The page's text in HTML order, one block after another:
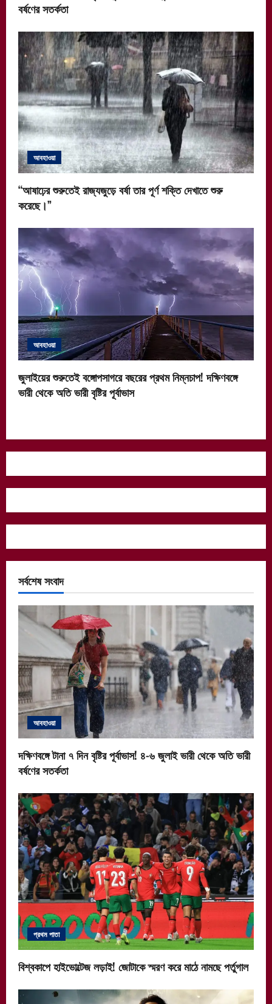
n
বর্ষণের সতর্কতা
আবহাওয়া
“আষাঢ়ের শুরুতেই রাজ্যজুড়ে বর্ষা তার পূর্ণ শক্তি দেখাতে শুরু
করেছে।”
আবহাওয়া
জুলাইয়ের শুরুতেই বঙ্গোপসাগরে বছরের প্রথম নিম্নচাপ! দক্ষিণবঙ্গে
ভারী থেকে অতি ভারী বৃষ্টির পূর্বাভাস
সর্বশেষ সংবাদ
আবহাওয়া
দক্ষিণবঙ্গে টানা ৭ দিন বৃষ্টির পূর্বাভাস! ৪-৬ জুলাই ভারী থেকে অতি ভারী
বর্ষণের সতর্কতা
প্রথম পাতা
বিশ্বকাপে হাইভোল্টেজ লড়াই! জোটাকে স্মরণ করে মাঠে নামছে পর্তুগাল